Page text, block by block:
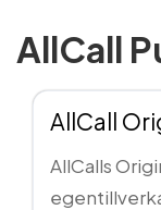
AllCall
AllCall
AllCall
AllCalls